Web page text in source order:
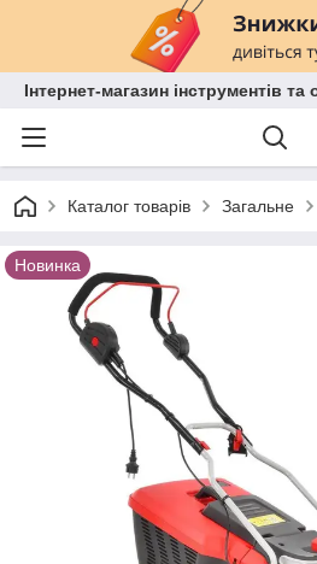
Інтернет-магазин інструментів
Каталог товарів Загальне
Новинка